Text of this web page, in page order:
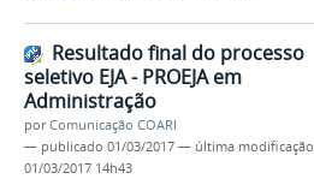
Resultado final do processo
seletivo EJA - PROEJA em
Administração
porComunicação COARI
— publicado 01/03/2017 — última modificação
01/03/2017 14h43